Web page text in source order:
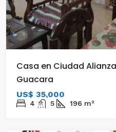
Casa en Ciudad
Guacara
US$ 35,000
4 5 196 m²